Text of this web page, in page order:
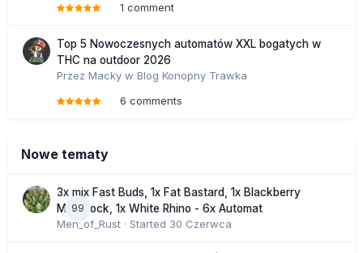
1 comment
Top 5 Nowoczesnych automatów XXL bogatych w
THC na outdoor 2026
Przez Macky w Blog Konopny Trawka
6 comments
Nowe tematy
99
3x mix Fast Buds, 1x Fat Bastard, 1x Blackberry
Moonrock, 1x White Rhino - 6x Automat
Men_of_Rust · Started 30 Czerwca